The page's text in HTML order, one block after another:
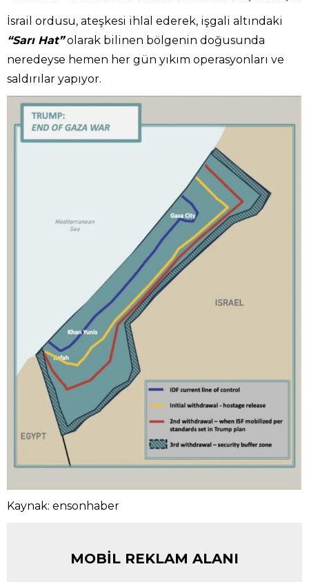
İsrail ordusu, ateşkesi ihlal ederek, işgali altındaki
“Sarı Hat”olarak bilinen bölgenin doğusunda
neredeyse hemen her gün yıkım operasyonları ve
saldırılar yapıyor.
Kaynak: ensonhaber
MOBİL REKLAM ALANI